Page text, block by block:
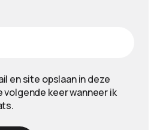
en site opslaan in deze
volgende keer wanneer ik